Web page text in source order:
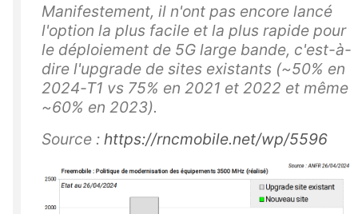
Manifestement, il n'ont pas encore lancé
l'option la plus facile et la plus rapide pour
le déploiement de 5G large bande, c'est-à-
dire l'upgrade de sites existants (~50% en
2024-T1 vs 75% en 2021 et 2022 et même
~60% en 2023).
Source : https://rncmobile.net/wp/5596